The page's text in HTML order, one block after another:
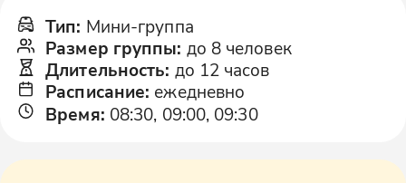
Тип: Мини-группа
Размер группы: до 8 человек
Длительность: до 12 часов
Расписание: ежедневно
Время: 08:30, 09:00, 09:30